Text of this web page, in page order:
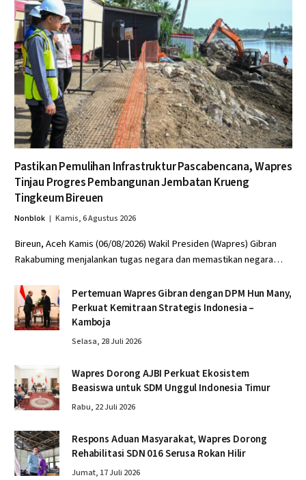
Pastikan Pemulihan Infrastruktur Pascabencana, Wapres
Tinjau Progres Pembangunan Jembatan Krueng
Tingkeum Bireuen
Nonblok Kamis, 6 Agustus 2026
Bireun, Aceh Kamis (06/08/2026) Wakil Presiden (Wapres) Gibran
Rakabuming menjalankan tugas negara dan memastikan negara…
Pertemuan Wapres Gibran dengan DPM Hun Many,
Perkuat Kemitraan Strategis Indonesia –
Kamboja
Selasa, 28 Juli 2026
Wapres Dorong AJBI Perkuat Ekosistem
Beasiswa untuk SDM Unggul Indonesia Timur
Rabu, 22 Juli 2026
Respons Aduan Masyarakat, Wapres Dorong
Rehabilitasi SDN 016 Serusa Rokan Hilir
Jumat, 17 Juli 2026